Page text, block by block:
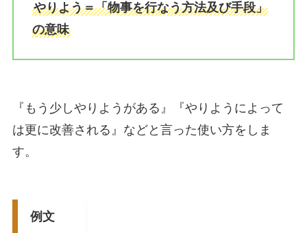
やりよう＝「物事を行なう方法及び手段」
の意味
『もう少しやりようがある』『やりようによって
は更に改善される』などと言った使い方をしま
す。
例文